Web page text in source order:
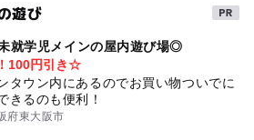
いたします
もあります
ちいただく場合がございます
#親子で楽しめる
雨の日でもOK
遊び
就学児メインの屋内遊び場◎
100円引き☆
タウン内にあるのでお買い物ついでに
きるのも便利！
府東大阪市